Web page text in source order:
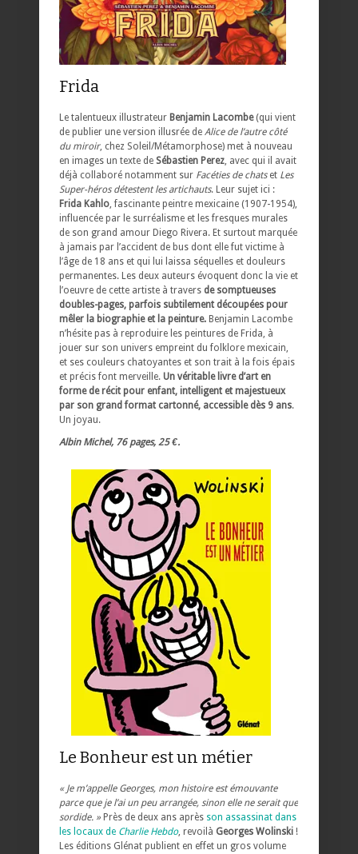
Frida
Le talentueux illustrateur Benjamin Lacombe(qui vient
de publier une version illusrée de Alice de l’autre côté
du miroir, chez Soleil/Métamorphose) met à nouveau
en images un texte de Sébastien Perez, avec qui il avait
déjà collaboré notamment sur Facéties de chatset Les
Super-héros détestent les artichauts. Leur sujet ici :
Frida Kahlo, fascinante peintre mexicaine (1907-1954),
influencée par le surréalisme et les fresques murales
de son grand amour Diego Rivera. Et surtout marquée
à jamais par l’accident de bus dont elle fut victime à
l’âge de 18 ans et qui lui laissa séquelles et douleurs
permanentes. Les deux auteurs évoquent donc la vie et
l’oeuvre de cette artiste à travers de somptueuses
doubles-pages, parfois subtilement découpées pour
mêler la biographie et la peinture. Benjamin Lacombe
n’hésite pas à reproduire les peintures de Frida, à
jouer sur son univers empreint du folklore mexicain,
et ses couleurs chatoyantes et son trait à la fois épais
et précis font merveille. Un véritable livre d’art en
forme de récit pour enfant, intelligent et majestueux
par son grand format cartonné, accessible dès 9 ans.
Un joyau.
Albin Michel, 76 pages, 25 €.
Le Bonheur est un métier
« Je m’appelle Georges, mon histoire est émouvante
parce que je l’ai un peu arrangée, sinon elle ne serait que
sordide. » Près de deux ans après son assassinat dans
les locaux de Charlie Hebdo, revoilà Georges Wolinski !
Les éditions Glénat publient en effet un gros volume